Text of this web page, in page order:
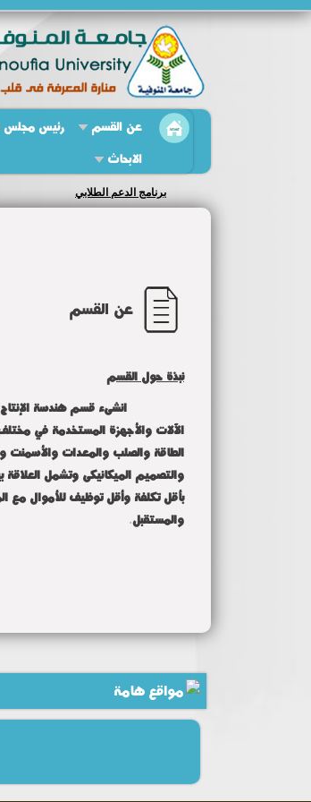
عن القسم
رئيس مجلس
الابحاث
برنامج الدعم الطلابي
عن القسم
نبذة حول القسم
الآلات والأجهزة المستخدمة في
الطاقة والصلب والمعدات والأسمنت
والتصميم الميكانيكى وتشمل العلاقة
بأقل تكلفة وأقل توظيف للأموال مع
والمستقبل.
مواقع هامة